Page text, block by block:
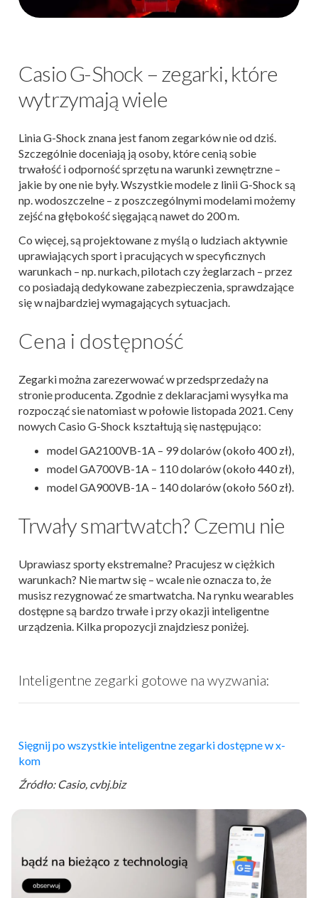
Casio G-Shock – zegarki, które
wytrzymają wiele
Linia G-Shock znana jest fanom zegarków nie od dziś.
Szczególnie doceniają ją osoby, które cenią sobie
trwałość i odporność sprzętu na warunki zewnętrzne –
jakie by one nie były. Wszystkie modele z linii G-Shock są
np. wodoszczelne – z poszczególnymi modelami możemy
zejść na głębokość sięgającą nawet do 200 m.
Co więcej, są projektowane z myślą o ludziach aktywnie
uprawiających sport i pracujących w specyficznych
warunkach – np. nurkach, pilotach czy żeglarzach – przez
co posiadają dedykowane zabezpieczenia, sprawdzające
się w najbardziej wymagających sytuacjach.
Cena i dostępność
Zegarki można zarezerwować w przedsprzedaży na
stronie producenta. Zgodnie z deklaracjami wysyłka ma
rozpocząć sie natomiast w połowie listopada 2021. Ceny
nowych Casio G-Shock kształtują się następująco:
model GA2100VB-1A – 99 dolarów (około 400 zł),
model GA700VB-1A – 110 dolarów (około 440 zł),
model GA900VB-1A – 140 dolarów (około 560 zł).
Trwały smartwatch? Czemu nie
Uprawiasz sporty ekstremalne? Pracujesz w ciężkich
warunkach? Nie martw się – wcale nie oznacza to, że
musisz rezygnować ze smartwatcha. Na rynku wearables
dostępne są bardzo trwałe i przy okazji inteligentne
urządzenia. Kilka propozycji znajdziesz poniżej.
Inteligentne zegarki gotowe na wyzwania:
Sięgnij po wszystkie inteligentne zegarki dostępne w x-
kom
Źródło: Casio, cvbj.biz